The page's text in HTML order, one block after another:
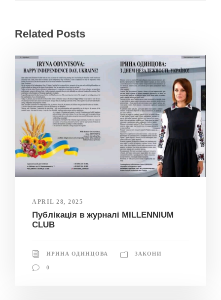
Related Posts
APRIL 28, 2025
Публікація в журналі MILLENNIUM
CLUB
ИРИНА ОДИНЦОВА ЗАКОНИ
0